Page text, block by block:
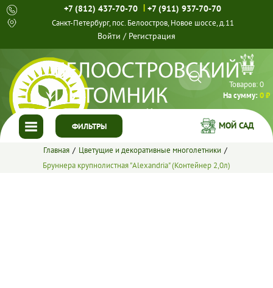
+7 (812) 437-70-70 | +7 (911) 937-70-70
Санкт-Петербург, пос. Белоостров, Новое шоссе, д.11
Войти / Регистрация
Товаров:0
На сумму:0 ₽
ФИЛЬТРЫ
ГЛАВНАЯ
МОЙ САД
Главная
Цветущие и декоративные многолетники
Бруннера крупнолистная "Alexandria" (Контейнер 2,0л)